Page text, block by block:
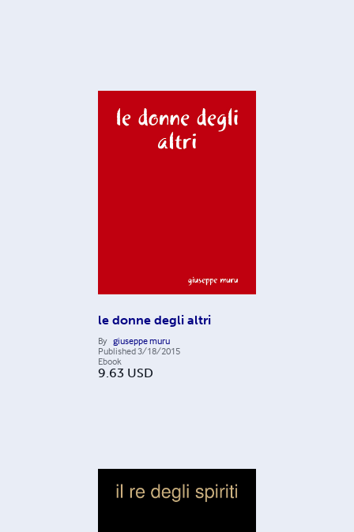
le donne degli altri
By giuseppe muru
Published3/18/2015
Ebook
9.63 USD